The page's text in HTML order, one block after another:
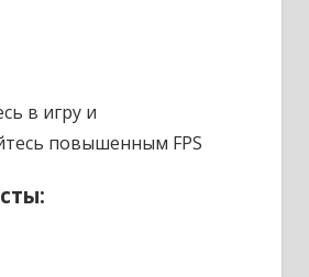
в игру и
повышенным FPS